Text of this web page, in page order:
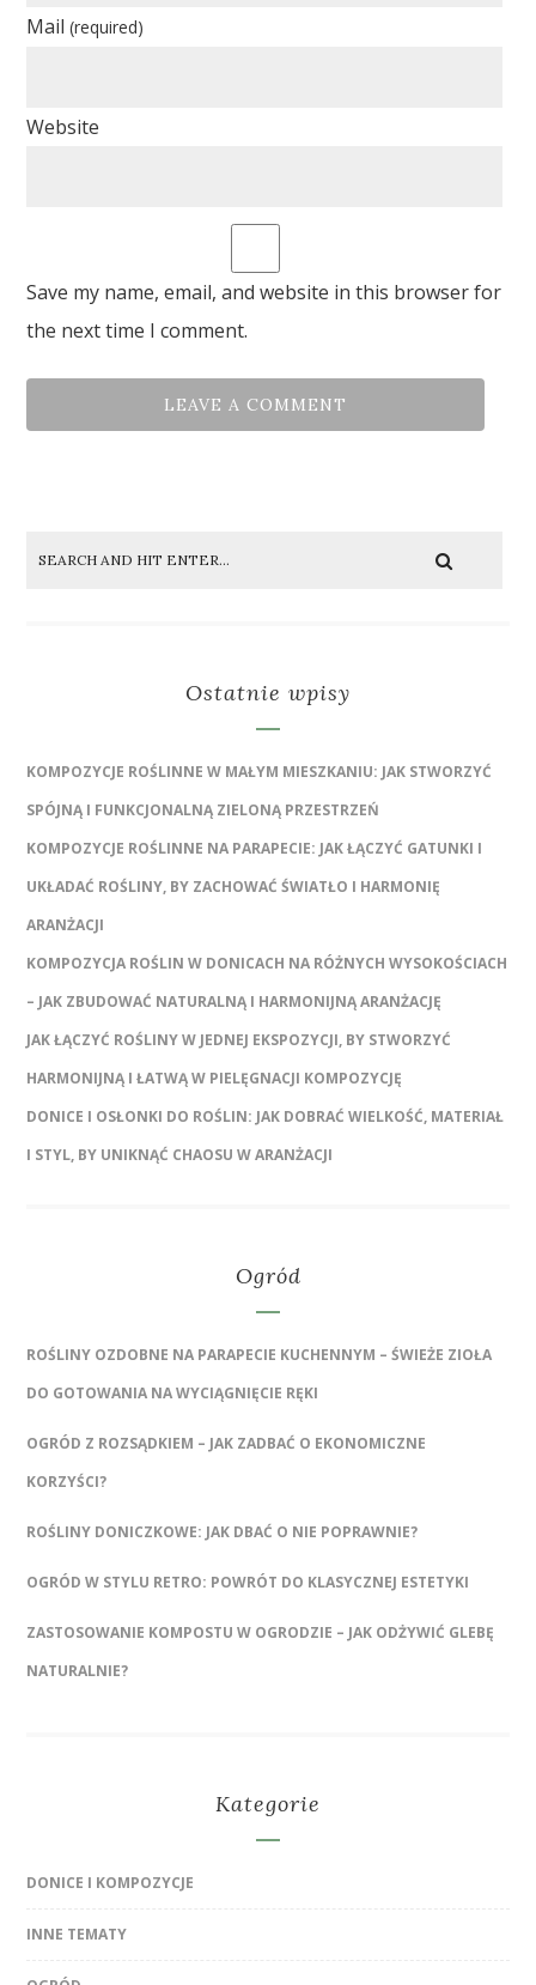
Mail(required)
Website
Save my name, email, and website in this browser for
the next time I comment.
Ostatnie wpisy
KOMPOZYCJE ROŚLINNE W MAŁYM MIESZKANIU: JAK STWORZYĆ
SPÓJNĄ I FUNKCJONALNĄ ZIELONĄ PRZESTRZEŃ
KOMPOZYCJE ROŚLINNE NA PARAPECIE: JAK ŁĄCZYĆ GATUNKI I
UKŁADAĆ ROŚLINY, BY ZACHOWAĆ ŚWIATŁO I HARMONIĘ
ARANŻACJI
KOMPOZYCJA ROŚLIN W DONICACH NA RÓŻNYCH WYSOKOŚCIACH
– JAK ZBUDOWAĆ NATURALNĄ I HARMONIJNĄ ARANŻACJĘ
JAK ŁĄCZYĆ ROŚLINY W JEDNEJ EKSPOZYCJI, BY STWORZYĆ
HARMONIJNĄ I ŁATWĄ W PIELĘGNACJI KOMPOZYCJĘ
DONICE I OSŁONKI DO ROŚLIN: JAK DOBRAĆ WIELKOŚĆ, MATERIAŁ
I STYL, BY UNIKNĄĆ CHAOSU W ARANŻACJI
Ogród
ROŚLINY OZDOBNE NA PARAPECIE KUCHENNYM – ŚWIEŻE ZIOŁA
DO GOTOWANIA NA WYCIĄGNIĘCIE RĘKI
OGRÓD Z ROZSĄDKIEM – JAK ZADBAĆ O EKONOMICZNE
KORZYŚCI?
ROŚLINY DONICZKOWE: JAK DBAĆ O NIE POPRAWNIE?
OGRÓD W STYLU RETRO: POWRÓT DO KLASYCZNEJ ESTETYKI
ZASTOSOWANIE KOMPOSTU W OGRODZIE – JAK ODŻYWIĆ GLEBĘ
NATURALNIE?
Kategorie
DONICE I KOMPOZYCJE
INNE TEMATY